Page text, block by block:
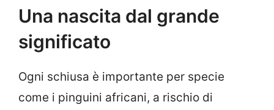
Una nascita dal grande
significato
Ogni schiusa è importante per specie
come i pinguini africani, a rischio di